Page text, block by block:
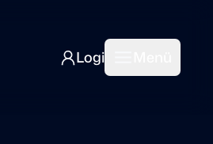
Login
Login